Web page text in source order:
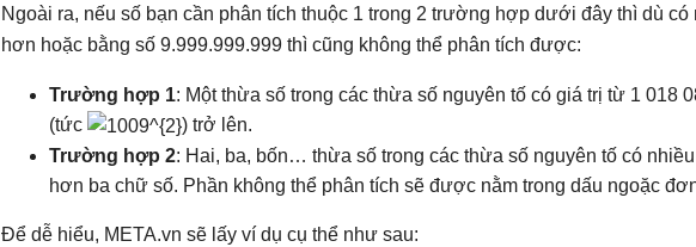
Ngoài ra, nếu số bạn cần phân tích thuộc 1 trong 2 trường hợp dưới đây thì dù có
hơn hoặc bằng số 9.999.999.999 thì cũng không thể phân tích được:
Trường hợp 1: Một thừa số trong các thừa số nguyên tố có giá trị từ 1 018
(tức
) trở lên.
Trường hợp 2: Hai, ba, bốn… thừa số trong các thừa số nguyên tố có nhiều
hơn ba chữ số. Phần không thể phân tích sẽ được nằm trong dấu ngoặc
Để dễ hiểu, META.vn sẽ lấy ví dụ cụ thể như sau: